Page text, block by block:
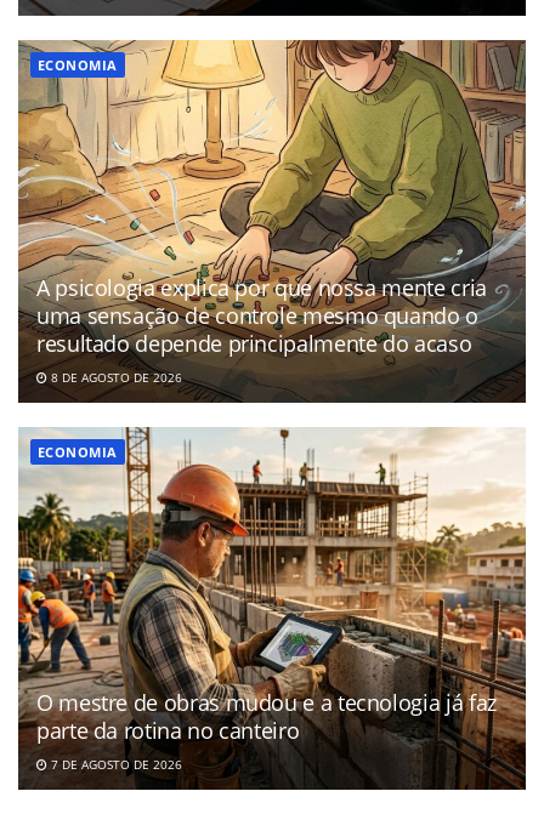
ECONOMIA
A psicologia explica por que nossa mente cria
uma sensação de controle mesmo quando o
resultado depende principalmente do acaso
8 DE AGOSTO DE 2026
ECONOMIA
O mestre de obras mudou e a tecnologia já faz
parte da rotina no canteiro
7 DE AGOSTO DE 2026